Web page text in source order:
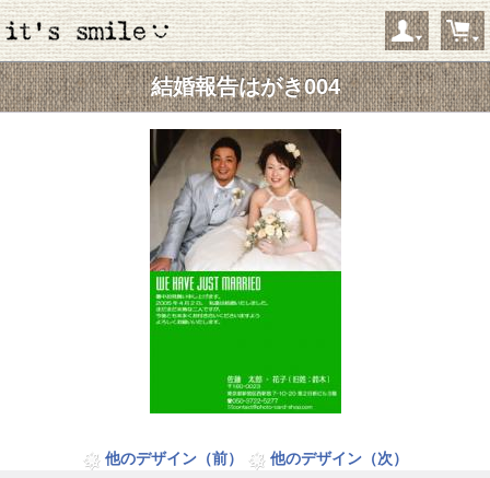
結婚報告はがき004
他のデザイン（前） 他のデザイン（次）
ようこそ ゲストさん
新規会員登録
当サイトについて お問い合わせ
特定商取引に関する表記 プライバシーポリシー
Copyright © 2005- 2026 it's smile オンラインショップ All rights reserved.